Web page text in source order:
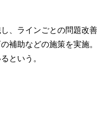
、ラインごとの問題改
補助などの施策を実施
という。